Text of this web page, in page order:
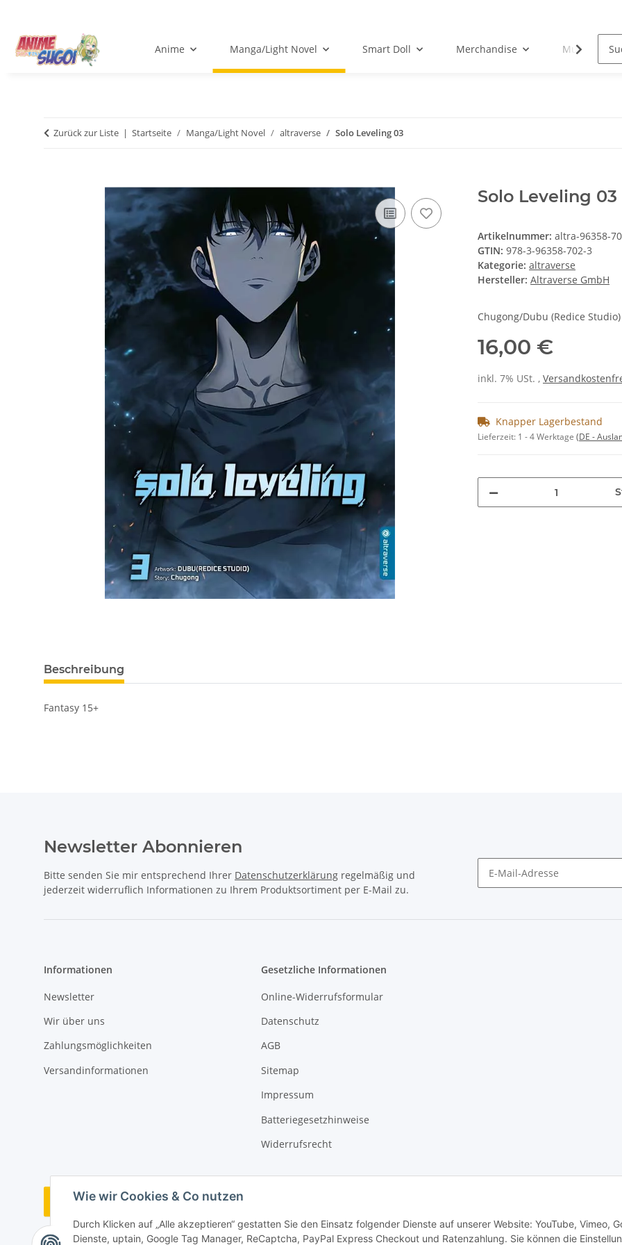
Wie wir Cookies & Co nutzen
Durch Klicken auf „Alle akzeptieren“ gestatten Sie den Einsatz folgender Dienste auf unserer Website: YouTube, Vimeo,
Dienste, uptain, Google Tag Manager, ReCaptcha, PayPal Express Checkout und Ratenzahlung. Sie können die
Anime Manga/Light Novel Smart Doll Merchandise Musik-CD
Zurück zur Liste Startseite Manga/Light Novel altraverse Solo Leveling 03
Solo Leveling 03
Artikelnummer: altra-96358-
GTIN: 978-3-96358-702-3
Kategorie: altraverse
Hersteller: Altraverse GmbH
Chugong/Dubu (Redice Studio)
16,00 €
inkl. 7% USt. ,
Knapper Lagerbestand
Lieferzeit: 1 - 4 Werktage (DE -
Beschreibung
Fantasy 15+
Newsletter Abonnieren
Bitte senden Sie mir entsprechend Ihrer Datenschutzerklärung regelmäßig und
jederzeit widerruflich Informationen zu Ihrem Produktsortiment per E-Mail zu.
Informationen
Newsletter
Wir über uns
Zahlungsmöglichkeiten
Versandinformationen
Gesetzliche Informationen
Online-Widerrufsformular
Datenschutz
AGB
Sitemap
Impressum
Batteriegesetzhinweise
Widerrufsrecht
Bestellung widerrufen